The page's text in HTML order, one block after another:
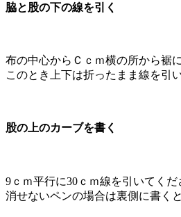
脇と股の下の線を引く
布の中心からＣｃｍ横の所から裾
このとき上下は折ったまま線を引
股の上のカーブを書く
9ｃｍ平行に30ｃｍ線を引いてくだ
消せないペンの場合は裏側に書く